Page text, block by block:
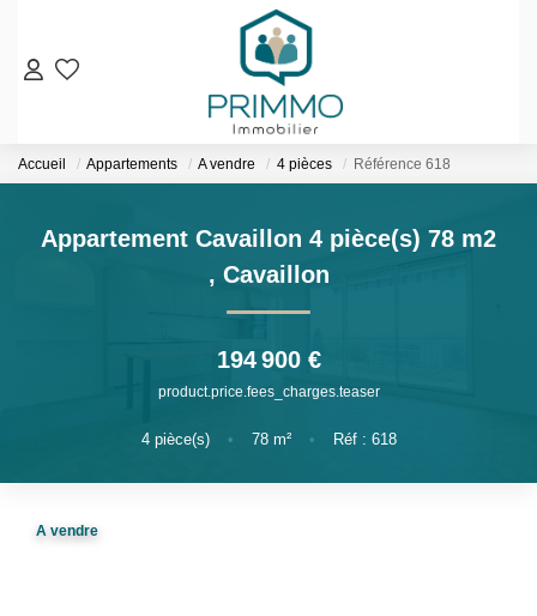
VENTES
Nos Biens En Vente
LOCATIONS
NOS AGENCES
Qui Sommes-Nous
Notre Équipe
Accueil Appartements A vendre 4 pièces Référence 618
Appartement Cavaillon 4 pièce(s) 78 m2
, Cavaillon
194 900 €
product.price.fees_charges.teaser
4pièce(s) • 78m² • Réf : 618
A vendre